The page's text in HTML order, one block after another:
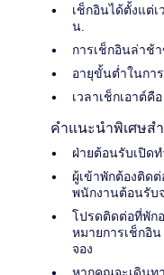
เช็กอินได้ตั้งแต่เ
น.
การเช็กอินล่าช้
อายุขั้นต่ำในกา
เวลาเช็กเอาต์คื
คำแนะนำพิเศษส
ฝ่ายต้อนรับเปิด
ผู้เข้าพักต้องติด
พนักงานต้อนรับ
โปรดติดต่อที่พัก
หมายการเช็กอิ
จอง